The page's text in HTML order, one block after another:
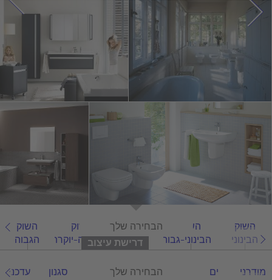
השוק
הבינוני
השוק
הבינוני-גבוה
הכל
השוק
הגבוה-יוקרתי
השוק
הגבוה
דרישת עיצוב
הבחירה שלך
מודרני
ים
אסיאתי הכל סגנון עדכני הבחירה שלך